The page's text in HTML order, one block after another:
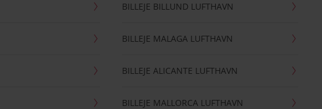
BILLEJE BILLUND LUFTHAVN
BILLEJE MALAGA LUFTHAVN
BILLEJE ALICANTE LUFTHAVN
BILLEJE MALLORCA LUFTHAVN